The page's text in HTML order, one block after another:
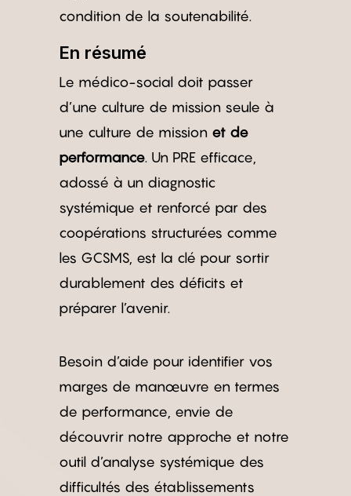
condition de la soutenabilité.
En résumé
Le médico-social doit passer
d’une culture de mission seule à
une culture de mission et de
performance. Un PRE efficace,
adossé à un diagnostic
systémique et renforcé par des
coopérations structurées comme
les GCSMS, est la clé pour sortir
durablement des déficits et
préparer l’avenir.
Besoin d’aide pour identifier vos
marges de manœuvre en termes
de performance, envie de
découvrir notre approche et notre
outil d’analyse systémique des
difficultés des établissements